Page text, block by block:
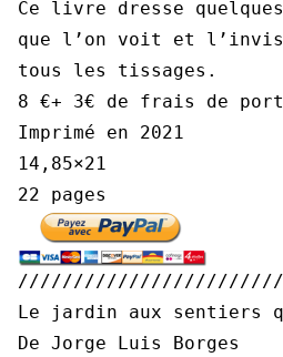
Ce livre dresse
que l’on voit et
tous les tissages.
8 €+ 3€ de frais de port
Imprimé en 2021
14,85×21
22 pages
Le jardin aux sentiers
De Jorge Luis Borges